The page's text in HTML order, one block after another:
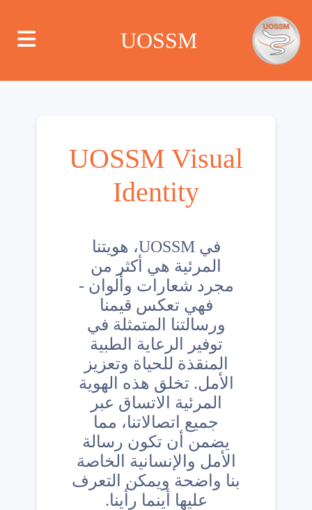
UOSSM
مركز الإعلام
UOSSM Visual
Identity
في UOSSM، هويتنا
المرئية هي أكثر من
مجرد شعارات وألوان -
فهي تعكس قيمنا
ورسالتنا المتمثلة في
توفير الرعاية الطبية
المنقذة للحياة وتعزيز
الأمل. تخلق هذه الهوية
المرئية الاتساق عبر
جميع اتصالاتنا، مما
يضمن أن تكون رسالة
الأمل والإنسانية الخاصة
بنا واضحة ويمكن التعرف
عليها أينما رأينا.